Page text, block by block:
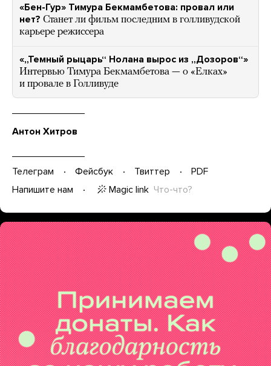
«Бен-Гур» Тимура Бекмамбетова: провал или
нет? Станет ли фильм последним в голливудской
карьере режиссера
«„Темный рыцарь“ Нолана вырос из „Дозоров“»
Интервью Тимура Бекмамбетова — о «Елках»
и провале в Голливуде
Антон Хитров
Телеграм Фейсбук Твиттер
PDF
Напишите нам
Magic link Что-что?